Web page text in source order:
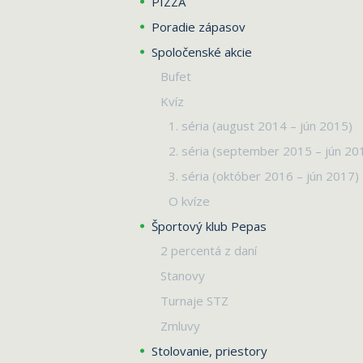
Poradie zápasov
Spoločenské akcie
Bufet
Kvíz
1. séria (august 2014 – jún 2015)
2. séria (september 2015 – jún
3. séria (október 2016 – jún 2017)
O kvíze
Športový klub Pepas
2 percentá z daní
Stanovy
Turnaje STZ
Zmluvy
Stolovanie, priestory